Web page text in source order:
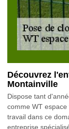
Découvrez
Montainville
Dispose tant
comme WT
travail dans ce
entreprise